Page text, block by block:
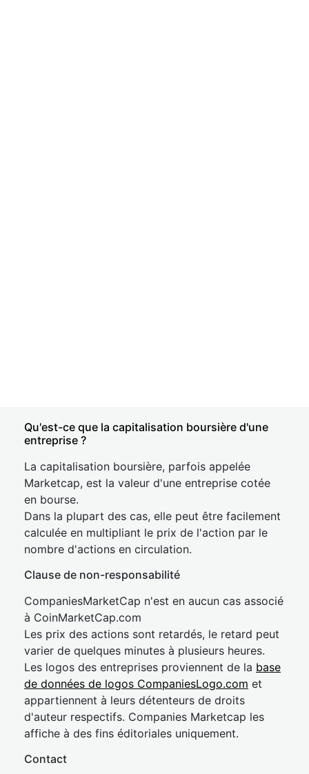
Qu'est-ce que la capitalisation boursière d'une
entreprise ?
La capitalisation boursière, parfois appelée
Marketcap, est la valeur d'une entreprise cotée
en bourse.
Dans la plupart des cas, elle peut être facilement
calculée en multipliant le prix de l'action par le
nombre d'actions en circulation.
Clause de non-responsabilité
CompaniesMarketCap n'est en aucun cas associé
à CoinMarketCap.com
Les prix des actions sont retardés, le retard peut
varier de quelques minutes à plusieurs heures.
Les logos des entreprises proviennent de la base
de données de logos CompaniesLogo.com et
appartiennent à leurs détenteurs de droits
d'auteur respectifs. Companies Marketcap les
affiche à des fins éditoriales uniquement.
Contact